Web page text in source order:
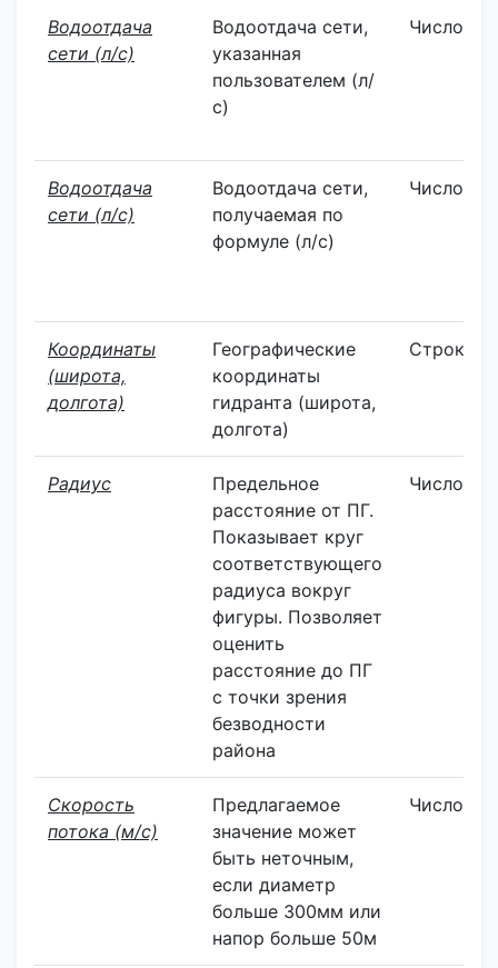
Водоотдача
сети (л/с)
Водоотдача сети,
указанная
пользователем (л/
с)
Число
Водоотдача
сети (л/с)
Водоотдача сети,
получаемая по
формуле (л/с)
Число
Координаты
(широта,
долгота)
Географические
координаты
гидранта (широта,
долгота)
Строка
Радиус
Предельное
расстояние от ПГ.
Показывает круг
соответствующего
радиуса вокруг
фигуры. Позволяет
оценить
расстояние до ПГ
с точки зрения
безводности
района
Число
Скорость
потока (м/с)
Предлагаемое
значение может
быть неточным,
если диаметр
больше 300мм или
напор больше 50м
Число